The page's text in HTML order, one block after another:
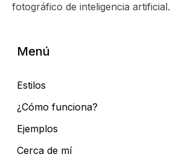
fotográfico de inteligencia artificial.
Menú
Estilos
¿Cómo funciona?
Ejemplos
Cerca de mí